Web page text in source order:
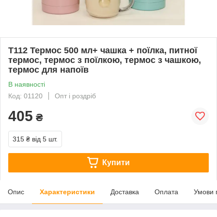
T112 Термос 500 мл+ чашка + поїлка, питної
термос, термос з поїлкою, термос з чашкою,
термос для напоїв
В наявності
Код: 01120
Опт і роздріб
405 ₴
315 ₴ від 5 шт.
Купити
Опис Характеристики Доставка Оплата Умови